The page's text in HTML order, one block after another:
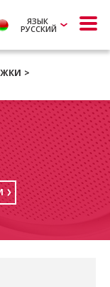
ЯЗЫК
РУССКИЙ